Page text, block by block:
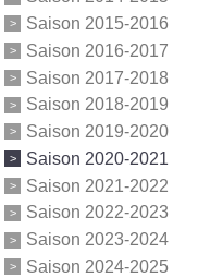
Saison 2015-2016
Saison 2016-2017
Saison 2017-2018
Saison 2018-2019
Saison 2019-2020
Saison 2020-2021
Saison 2021-2022
Saison 2022-2023
Saison 2023-2024
Saison 2024-2025